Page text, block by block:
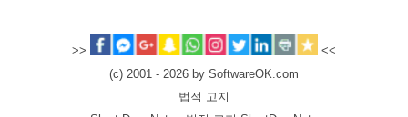
>>
<<
(c) 2001 - 2026 by SoftwareOK.com
법적 고지